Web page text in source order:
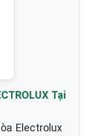
Tại
Electrolux